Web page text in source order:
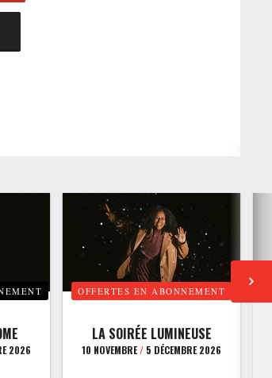
2026
OFFERTES EN ABONNEMENT
LA SOIRÉE LUMINEUSE
10 NOVEMBRE/ 5 DÉCEMBRE 2026